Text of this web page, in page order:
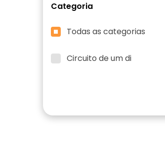
Categoria
Todas as categorias
Circuito de um di